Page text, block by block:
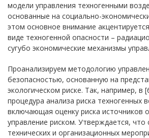
модели управления техногенными
основанные на социально-
этом основное внимание
виде техногенной опасности –
сугубо экономические механизмы
Проанализируем методологию
безопасностью, основанную на
экологическом риске. Так, например, в
процедура анализа риска техногенных
включающая оценку риска источников
управление риском. Утверждается,
технических и организационных